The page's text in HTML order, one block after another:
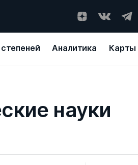
Аналитика Карты
науки